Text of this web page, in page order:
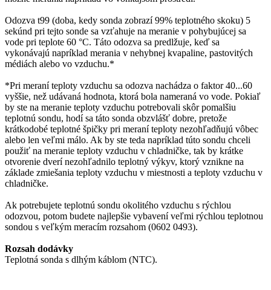
Odozva t99 (doba, kedy sonda zobrazí 99% teplotného skoku) 5
sekúnd pri tejto sonde sa vzťahuje na meranie v pohybujúcej sa
vode pri teplote 60 °C. Táto odozva sa predlžuje, keď sa
vykonávajú napríklad merania v nehybnej kvapaline, pastovitých
médiách alebo vo vzduchu.*
*Pri meraní teploty vzduchu sa odozva nachádza o faktor 40...60
vyššie, než udávaná hodnota, ktorá bola nameraná vo vode. Pokiaľ
by ste na meranie teploty vzduchu potrebovali skôr pomalšiu
teplotnú sondu, hodí sa táto sonda obzvlášť dobre, pretože
krátkodobé teplotné špičky pri meraní teploty nezohľadňujú vôbec
alebo len veľmi málo. Ak by ste teda napríklad túto sondu chceli
použiť na meranie teploty vzduchu v chladničke, tak by krátke
otvorenie dverí nezohľadnilo teplotný výkyv, ktorý vznikne na
základe zmiešania teploty vzduchu v miestnosti a teploty vzduchu v
chladničke.
Ak potrebujete teplotnú sondu okolitého vzduchu s rýchlou
odozvou, potom budete najlepšie vybavení veľmi rýchlou teplotnou
sondou s veľkým meracím rozsahom (0602 0493).
Rozsah dodávky
Teplotná sonda s dlhým káblom (NTC).